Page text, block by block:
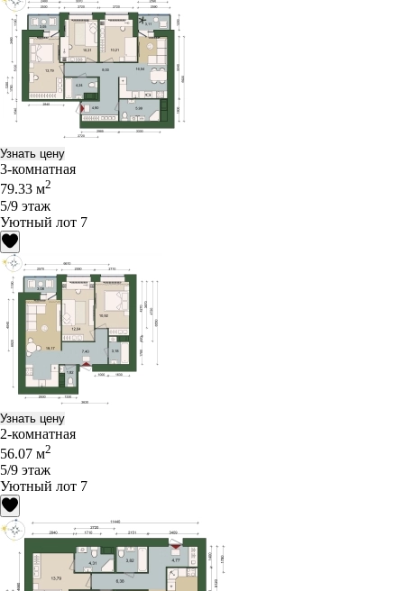
Узнать цену
3-комнатная
79.33 м2
5/9 этаж
Уютный лот 7
Узнать цену
2-комнатная
56.07 м2
5/9 этаж
Уютный лот 7